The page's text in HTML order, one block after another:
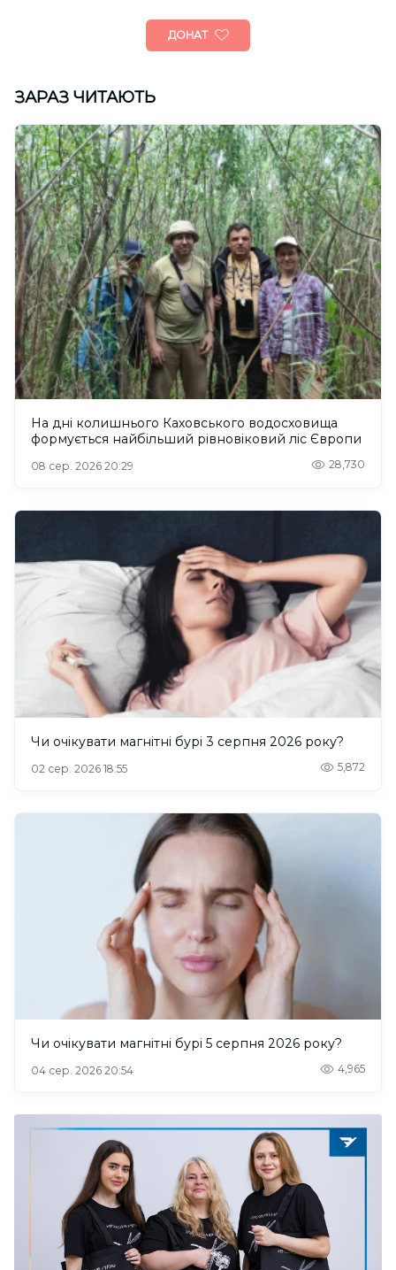
ДОНАТ
ЗАРАЗ ЧИТАЮТЬ
На дні колишнього Каховського водосховища
формується найбільший рівновіковий ліс Європи
08 сер. 2026 20:29 28,730
Чи очікувати магнітні бурі 3 серпня 2026 року?
02 сер. 2026 18:55 5,872
Чи очікувати магнітні бурі 5 серпня 2026 року?
04 сер. 2026 20:54 4,965